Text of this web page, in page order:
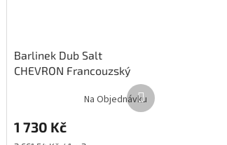
Barlinek Dub Salt
CHEVRON Francouzský
Stromeček 130; Oxidační
Na Objednávku
1 730 Kč
Další
produkt